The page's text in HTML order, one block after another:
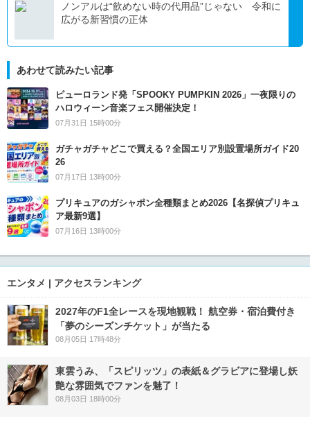
ノンアルは“飲めない時の代用品”じゃない 令和に
広がる新習慣の正体
あわせて読みたい記事
ピューロランド発「SPOOKY PUMPKIN 2026」一夜限りの
ハロウィーン音楽フェス開催決定！
07月31日 15時00分
ガチャガチャどこで買える？全国エリア別設置場所ガイド20
26
07月17日 13時00分
プリキュアのガシャポン全種類まとめ2026【名探偵プリキュ
ア最新9選】
07月16日 13時00分
エンタメ | アクセスランキング
2027年のF1全レースを現地観戦！ 航空券・宿泊費付き
「夢のシーズンチケット」が当たる
08月05日 17時48分
東雲うみ、「スピリッツ」の表紙＆グラビアに登場し妖
艶な雰囲気でファンを魅了！
08月03日 18時00分